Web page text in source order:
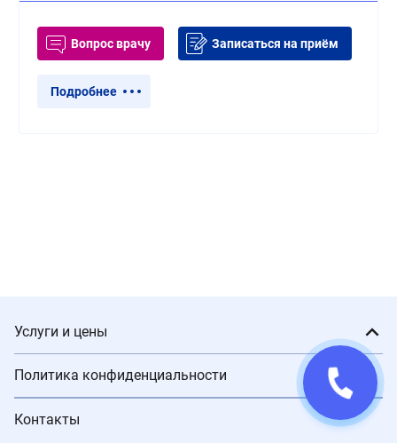
Вопрос врачу Записаться на приём
Подробнее
Услуги и цены
Политика конфиденциальности
Контакты